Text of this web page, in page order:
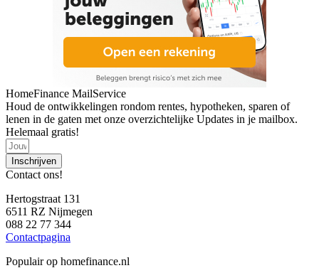
HomeFinance MailService
Houd de ontwikkelingen rondom rentes, hypotheken, sparen of
lenen in de gaten met onze overzichtelijke Updates in je mailbox.
Helemaal gratis!
Inschrijven
Contact ons!
Hertogstraat 131
6511 RZ Nijmegen
088 22 77 344
Contactpagina
Populair op homefinance.nl